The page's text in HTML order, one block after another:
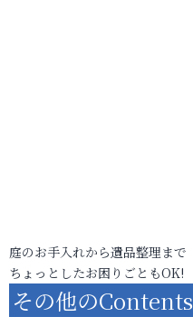
庭のお手入れから遺品整理まで
ちょっとしたお困りごともOK!
その他のContents